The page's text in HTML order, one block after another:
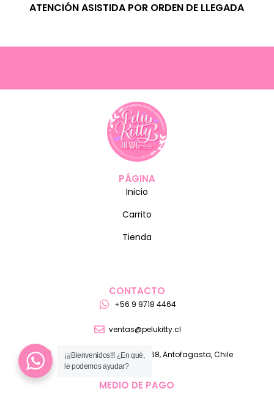
ATENCIÓN ASISTIDA POR ORDEN DE LLEGADA
PÁGINA
Inicio
Carrito
Tienda
CONTACTO
+56 9 9718 4464
ventas@pelukitty.cl
Teniente Manuel Orella 1368, Antofagasta, Chile
MEDIO DE PAGO
¡¡¡Bienvenidos!!! ¿En qué,
le podemos ayudar?